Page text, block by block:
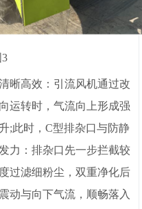
3
晰高效：引流风机通过改
运转时，气流向上形成强
;此时，C型排杂口与防静
力：排杂口先一步拦截较
过滤细粉尘，双重净化后
动与向下气流，顺畅落入